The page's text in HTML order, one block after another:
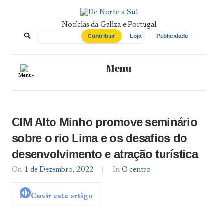
De
Norte
Notícias da Galiza e Portugal
Contribuir Loja Publicidade
Menu
Menu+
CIM Alto Minho promove seminário
sobre o rio Lima e os desafios do
desenvolvimento e atração turística
On 1 de Dezembro, 2022
By
In O centro
Ouvir este artigo